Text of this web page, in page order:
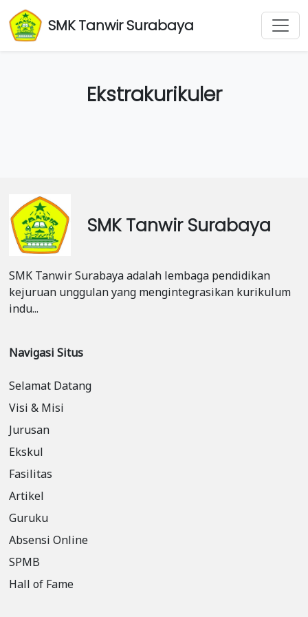
SMK Tanwir Surabaya
Ekstrakurikuler
SMK Tanwir Surabaya
SMK Tanwir Surabaya adalah lembaga pendidikan
kejuruan unggulan yang mengintegrasikan kurikulum
indu...
Navigasi Situs
Selamat Datang
Visi & Misi
Jurusan
Ekskul
Fasilitas
Artikel
Guruku
Absensi Online
SPMB
Hall of Fame